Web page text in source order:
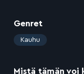
Genret
: Kauhu
Mistä tämän voi